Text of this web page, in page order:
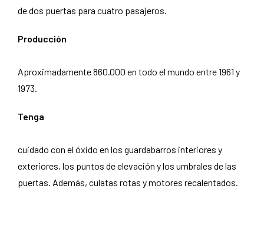
de dos puertas para cuatro pasajeros.
Producción
Aproximadamente 860.000 en todo el mundo entre 1961 y
1973.
Tenga
cuidado con el óxido en los guardabarros interiores y
exteriores, los puntos de elevación y los umbrales de las
puertas. Además, culatas rotas y motores recalentados.